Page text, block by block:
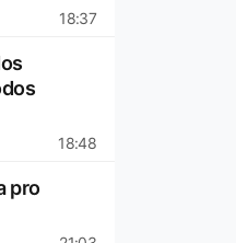
18:37
18:48
pro